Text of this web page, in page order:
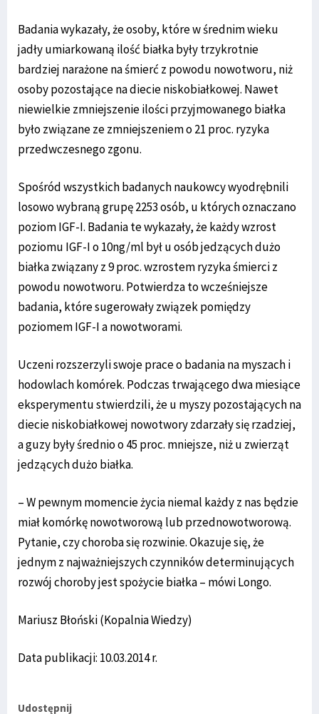
Badania wykazały, że osoby, które w średnim wieku
jadły umiarkowaną ilość białka były trzykrotnie
bardziej narażone na śmierć z powodu nowotworu, niż
osoby pozostające na diecie niskobiałkowej. Nawet
niewielkie zmniejszenie ilości przyjmowanego białka
było związane ze zmniejszeniem o 21 proc. ryzyka
przedwczesnego zgonu.
Spośród wszystkich badanych naukowcy wyodrębnili
losowo wybraną grupę 2253 osób, u których oznaczano
poziom IGF-I. Badania te wykazały, że każdy wzrost
poziomu IGF-I o 10ng/ml był u osób jedzących dużo
białka związany z 9 proc. wzrostem ryzyka śmierci z
powodu nowotworu. Potwierdza to wcześniejsze
badania, które sugerowały związek pomiędzy
poziomem IGF-I a nowotworami.
Uczeni rozszerzyli swoje prace o badania na myszach i
hodowlach komórek. Podczas trwającego dwa miesiące
eksperymentu stwierdzili, że u myszy pozostających na
diecie niskobiałkowej nowotwory zdarzały się rzadziej,
a guzy były średnio o 45 proc. mniejsze, niż u zwierząt
jedzących dużo białka.
– W pewnym momencie życia niemal każdy z nas będzie
miał komórkę nowotworową lub przednowotworową.
Pytanie, czy choroba się rozwinie. Okazuje się, że
jednym z najważniejszych czynników determinujących
rozwój choroby jest spożycie białka – mówi Longo.
Mariusz Błoński (Kopalnia Wiedzy)
Data publikacji: 10.03.2014 r.
Udostępnij